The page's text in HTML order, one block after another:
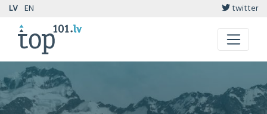
LV EN twitter